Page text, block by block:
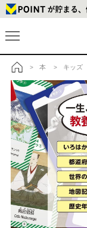
トップ
> 本 > キッズ